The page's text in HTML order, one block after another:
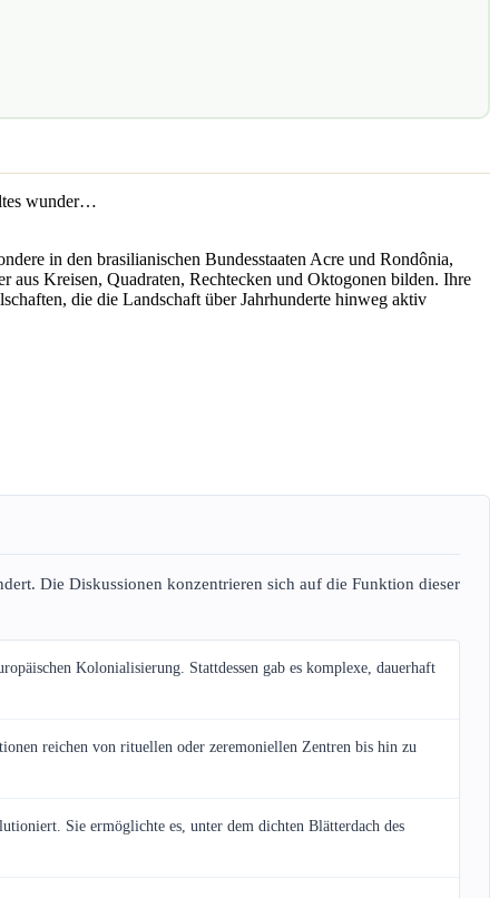
in den brasilianischen Bundesstaaten Acre und Rondônia,
aus Kreisen, Quadraten, Rechtecken und Oktogonen bilden. Ihre
die die Landschaft über Jahrhunderte hinweg aktiv
Die Diskussionen konzentrieren sich auf die Funktion dieser
Kolonialisierung. Stattdessen gab es komplexe, dauerhaft
reichen von rituellen oder zeremoniellen Zentren bis hin zu
Sie ermöglichte es, unter dem dichten Blätterdach des